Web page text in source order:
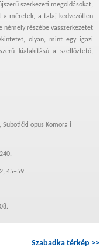
szerkezeti megoldásokat,
a méretek, a talaj kedvezőtlen
némely részébe vasszerkezetet
olyan, mint egy igazi
kialakítású a szellőztető,
Subotički opus Komora i
45–59.
Szabadka térkép >>